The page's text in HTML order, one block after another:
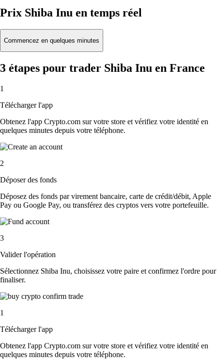
Prix Shiba Inu en temps réel
Commencez en quelques minutes
3 étapes pour trader Shiba Inu en France
1
Télécharger l'app
Obtenez l'app Crypto.com sur votre store et vérifiez votre identité en
quelques minutes depuis votre téléphone.
2
Déposer des fonds
Déposez des fonds par virement bancaire, carte de crédit/débit, Apple
Pay ou Google Pay, ou transférez des cryptos vers votre portefeuille.
3
Valider l'opération
Sélectionnez Shiba Inu, choisissez votre paire et confirmez l'ordre pour
finaliser.
1
Télécharger l'app
Obtenez l'app Crypto.com sur votre store et vérifiez votre identité en
quelques minutes depuis votre téléphone.